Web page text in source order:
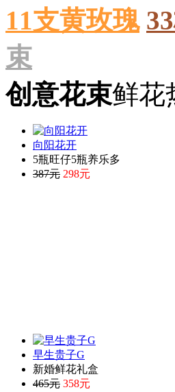
11支黄玫瑰
束
创意花束鲜花
向阳花开
5瓶旺仔5瓶养乐多
387元 298元
早生贵子G
新婚鲜花礼盒
465元 358元